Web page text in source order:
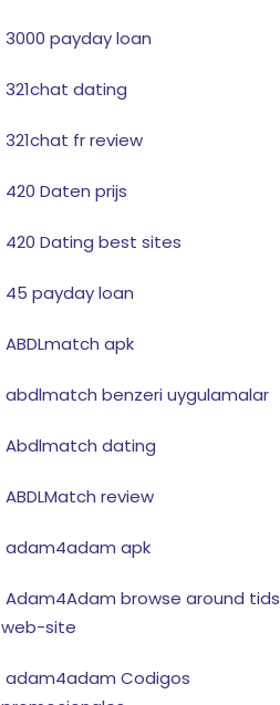
3000 payday loan
321chat dating
321chat fr review
420 Daten prijs
420 Dating best sites
45 payday loan
ABDLmatch apk
abdlmatch benzeri uygulamalar
Abdlmatch dating
ABDLMatch review
adam4adam apk
Adam4Adam browse around tids
web-site
adam4adam Codigos